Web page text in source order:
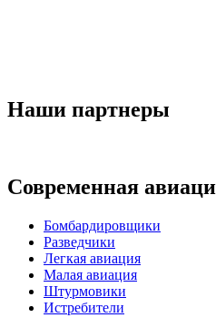
Наши партнеры
Современная
Бомбардировщики
Разведчики
Легкая авиация
Малая авиация
Штурмовики
Истребители